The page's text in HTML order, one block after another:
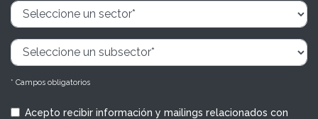
* Campos obligatorios
Acepto recibir información y mailings relacionados con